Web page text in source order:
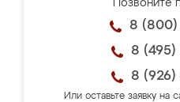
Позвоните
8 (800)
8 (495)
8 (926)
Или оставьте заявку на